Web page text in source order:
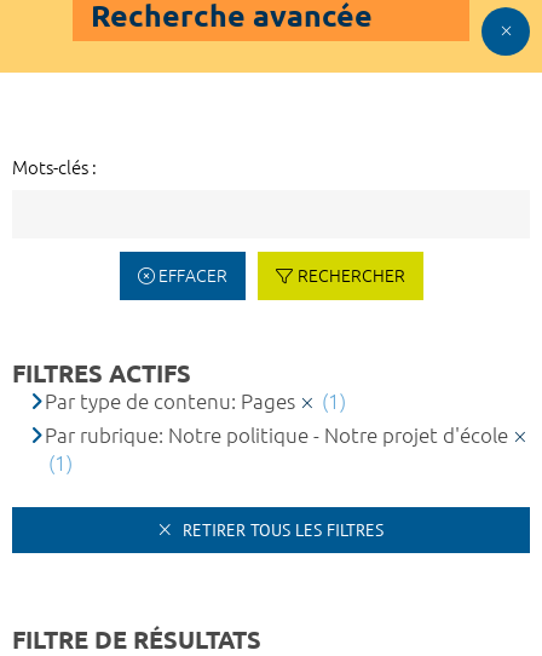
Recherche avancée
Mots-clés :
EFFACER RECHERCHER
FILTRES ACTIFS
Par type de contenu: Pages
(1)
Par rubrique: Notre politique - Notre projet d'école
(1)
RETIRER TOUS LES FILTRES
FILTRE DE RÉSULTATS